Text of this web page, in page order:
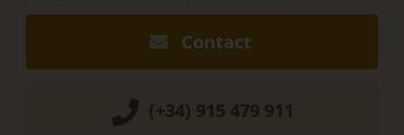
Contact
(+34) 915 479 911